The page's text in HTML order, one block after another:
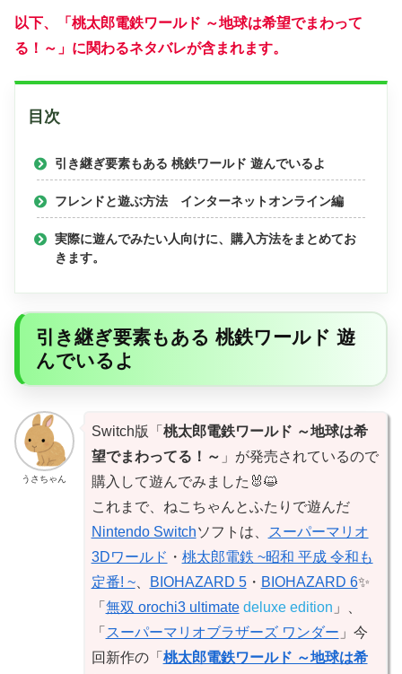
以下、 「 桃太郎電鉄ワールド ～地球は希望でまわって
る！～」 に関わるネタバレが含まれます。
目次
引き継ぎ要素もある 桃鉄ワールド 遊んでいるよ
フレンドと遊ぶ方法 インターネットオンライン編
実際に遊んでみたい人向けに、購入方法をまとめてお
きます。
引き継ぎ要素もある 桃鉄ワールド 遊
んでいるよ
うさちゃん
Switch版「 桃太郎電鉄ワールド ～地球は希
望でまわってる！～ 」が発売されているので
購入して遊んでみました🐰😺
これまで、ねこちゃんとふたりで遊んだ
Nintendo Switchソフトは、
スーパーマリオ
3Dワールド ・ 桃太郎電鉄 ~昭和 平成 令和も
定番! ~、 BIOHAZARD 5・ BIOHAZARD 6✨
「 無双 orochi3 ultimate deluxe edition 」、
「 スーパーマリオブラザーズ ワンダー 」今
回新作の「 桃太郎電鉄ワールド ～地球は希